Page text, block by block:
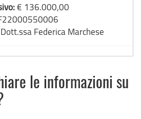
€ 136.000,00
Dott.ssa Federica Marchese
le informazioni su